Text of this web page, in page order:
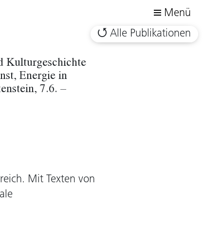
Menü
Alle Publikationen
Kulturgeschichte
Energie in
7.6. –
Mit Texten von